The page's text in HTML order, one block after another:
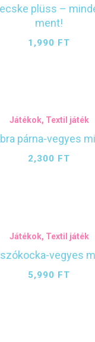
plüss –
ment!
1,990 FT
Játékok, Textil játék
párna-vegyes
2,300 FT
Játékok, Textil játék
vegyes
5,990 FT